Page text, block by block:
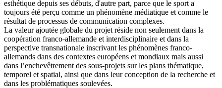
esthétique depuis ses débuts, d'autre part, parce que le sport a
toujours été perçu comme un phénomène médiatique et comme le
résultat de processus de communication complexes.
La valeur ajoutée globale du projet réside non seulement dans la
coopération franco-allemande et interdisciplinaire et dans la
perspective transnationale inscrivant les phénomènes franco-
allemands dans des contextes européens et mondiaux mais aussi
dans l’enchevêtrement des sous-projets sur les plans thématique,
temporel et spatial, ainsi que dans leur conception de la recherche et
dans les problématiques soulevées.